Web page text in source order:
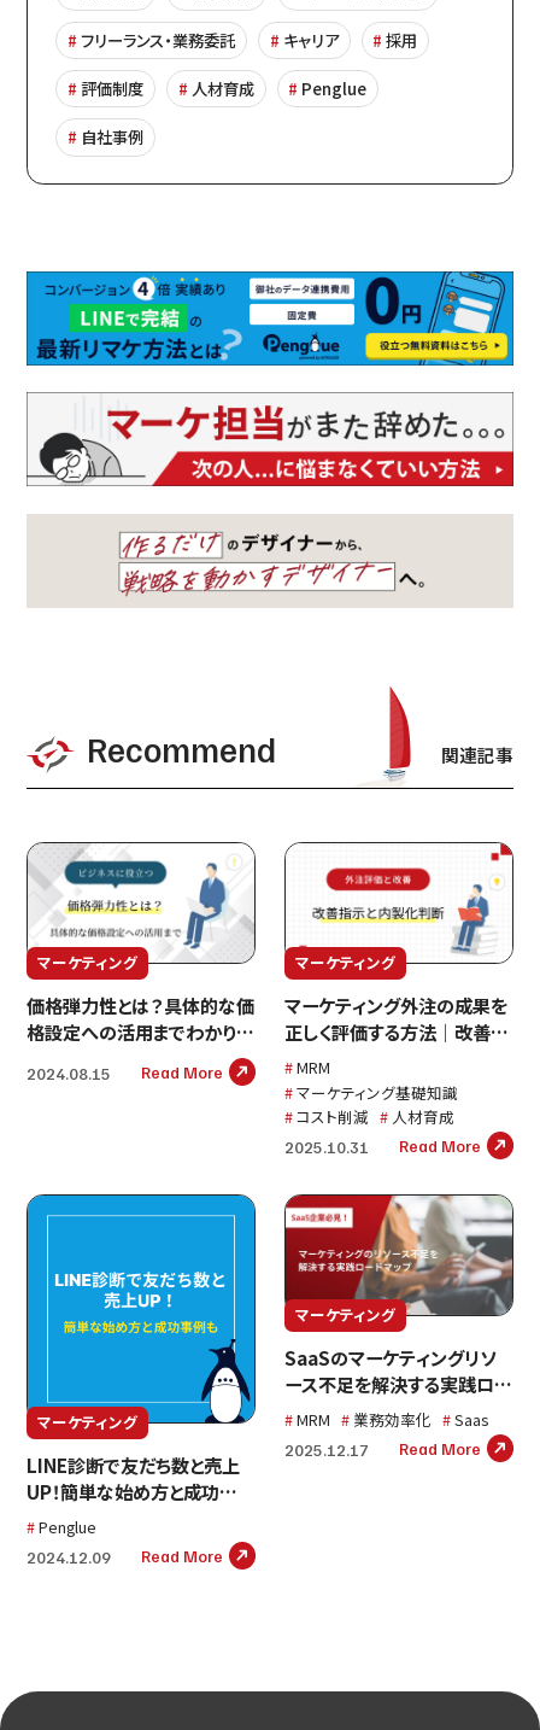
フリーランス・業務委託 キャリア 採用
評価制度 人材育成 Penglue
自社事例
Recommend 関連記事
マーケティング
価格弾力性とは？具体的な価
格設定への活用までわかりや
2024.08.15 Read More
マーケティング
マーケティング外注の成果を
正しく評価する方法｜改善指
示と内製化判断まで徹底解説
MRM
マーケティング基礎知識
コスト削減
人材育成
2025.10.31 Read More
マーケティング
LINE診断で友だち数と売上
UP！簡単な始め方と成功事
例も紹介
Penglue
2024.12.09 Read More
マーケティング
SaaSのマーケティングリソ
ース不足を解決する実践ロー
ドマップ
MRM 業務効率化 Saas
2025.12.17 Read More